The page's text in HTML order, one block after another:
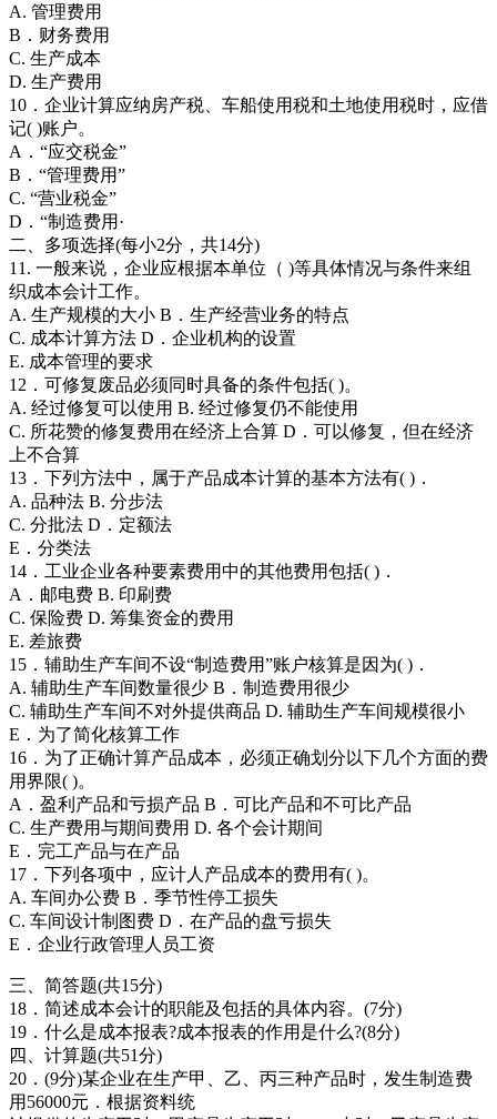
A. 管理费用
B．财务费用
C. 生产成本
D. 生产费用
10．企业计算应纳房产税、车船使用税和土地使用税时，应借
记( )账户。
A．“应交税金”
B．“管理费用”
C. “营业税金”
D．“制造费用·
二、多项选择(每小2分，共14分)
11. 一般来说，企业应根据本单位（ )等具体情况与条件来组
织成本会计工作。
A. 生产规模的大小 B．生产经营业务的特点
C. 成本计算方法 D．企业机构的设置
E. 成本管理的要求
12．可修复废品必须同时具备的条件包括( )。
A. 经过修复可以使用 B. 经过修复仍不能使用
C. 所花赞的修复费用在经济上合算 D．可以修复，但在经济
上不合算
13．下列方法中，属于产品成本计算的基本方法有( )．
A. 品种法 B. 分步法
C. 分批法 D．定额法
E．分类法
14．工业企业各种要素费用中的其他费用包括( )．
A．邮电费 B. 印刷费
C. 保险费 D. 筹集资金的费用
E. 差旅费
15．辅助生产车间不设“制造费用”账户核算是因为( )．
A. 辅助生产车间数量很少 B．制造费用很少
C. 辅助生产车间不对外提供商品 D. 辅助生产车间规模很小
E．为了简化核算工作
16．为了正确计算产品成本，必须正确划分以下几个方面的费
用界限( )。
A．盈利产品和亏损产品 B．可比产品和不可比产品
C. 生产费用与期间费用 D. 各个会计期间
E．完工产品与在产品
17．下列各项中，应计人产品成本的费用有( )。
A. 车间办公费 B．季节性停工损失
C. 车间设计制图费 D．在产品的盘亏损失
E．企业行政管理人员工资
三、简答题(共15分)
18．简述成本会计的职能及包括的具体内容。(7分)
19．什么是成本报表?成本报表的作用是什么?(8分)
四、计算题(共51分)
20．(9分)某企业在生产甲、乙、丙三种产品时，发生制造费
用56000元．根据资料统